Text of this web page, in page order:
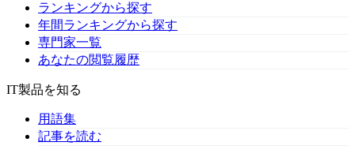
ランキングから探す
年間ランキングから探す
専門家一覧
あなたの閲覧履歴
IT製品を知る
用語集
記事を読む